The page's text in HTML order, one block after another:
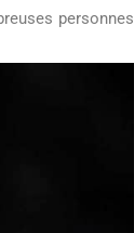
personnes